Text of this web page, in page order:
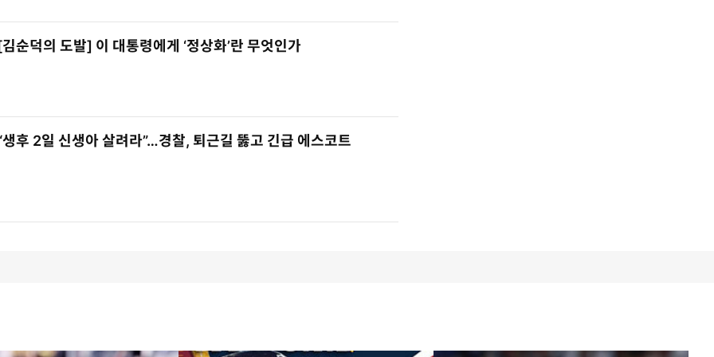
순덕의 도발] 이 대통령에게 ‘정상화’란 무엇인가
생후 2일 신생아 살려라”…경찰, 퇴근길 뚫고 긴급 에스코트